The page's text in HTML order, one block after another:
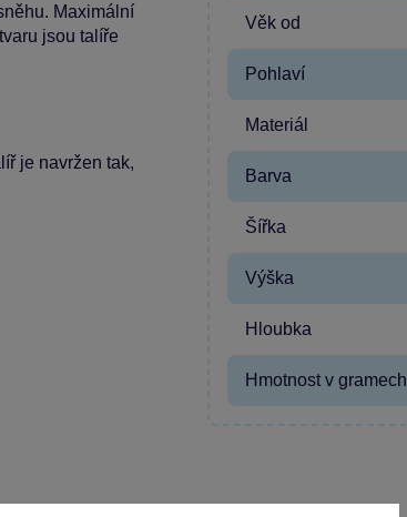
Maximální
jsou talíře
je navržen tak,
Věk od
Pohlaví
Materiál
Barva
Šířka
Výška
Hloubka
Hmotnost v gramech